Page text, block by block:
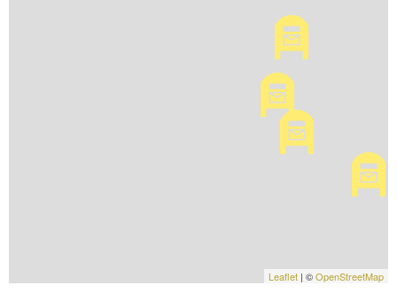
Leaflet | ©OpenStreetMap